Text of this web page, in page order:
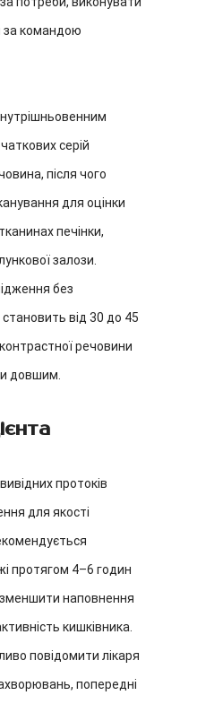
за командою
серій
після чого
для оцінки
печінки,
залози.
без
від 30 до 45
речовини
довшим.
протоків
для якості
протягом 4–6 годин
наповнення
кишківника.
повідомити лікаря
попередні